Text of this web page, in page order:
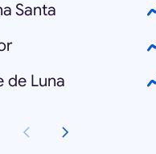
Santa
de Luna